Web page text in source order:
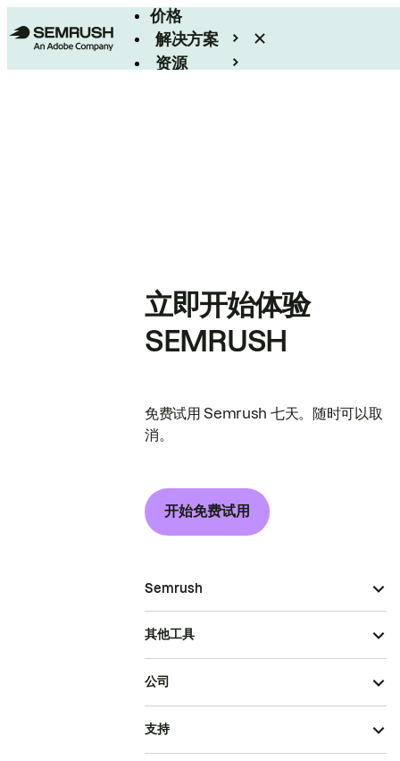
价格
解决方案
资源
立即开始体验
SEMRUSH
免费试用 Semrush 七天。随时可以取
消。
开始免费试用
Semrush
其他工具
公司
支持